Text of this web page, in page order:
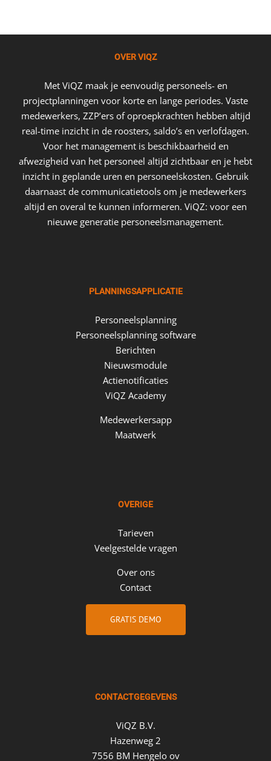
OVER VIQZ
Met ViQZ maak je eenvoudig personeels- en
projectplanningen voor korte en lange periodes. Vaste
medewerkers, ZZP’ers of oproepkrachten hebben altijd
real-time inzicht in de roosters, saldo’s en verlofdagen.
Voor het management is beschikbaarheid en
afwezigheid van het personeel altijd zichtbaar en je hebt
inzicht in geplande uren en personeelskosten. Gebruik
daarnaast de communicatietools om je medewerkers
altijd en overal te kunnen informeren. ViQZ: voor een
nieuwe generatie personeelsmanagement.
PLANNINGSAPPLICATIE
Personeelsplanning
Personeelsplanning software
Berichten
Nieuwsmodule
Actienotificaties
ViQZ Academy
Medewerkersapp
Maatwerk
OVERIGE
Tarieven
Veelgestelde vragen
Over ons
Contact
GRATIS DEMO
CONTACTGEGEVENS
ViQZ B.V.
Hazenweg 2
7556 BM Hengelo ov